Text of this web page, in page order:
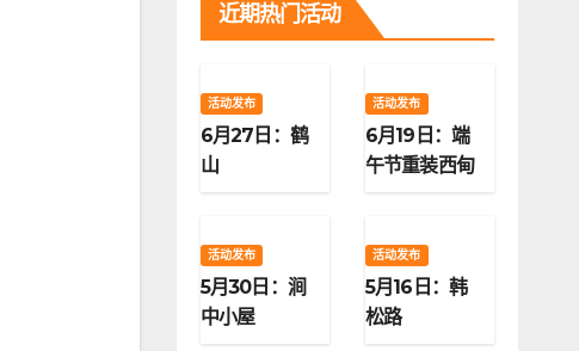
近期热门活动
活动发布
6月27日：鹤
山
活动发布
6月19日：端
午节重装西甸
活动发布
5月30日：涧
中小屋
活动发布
5月16日：韩
松路